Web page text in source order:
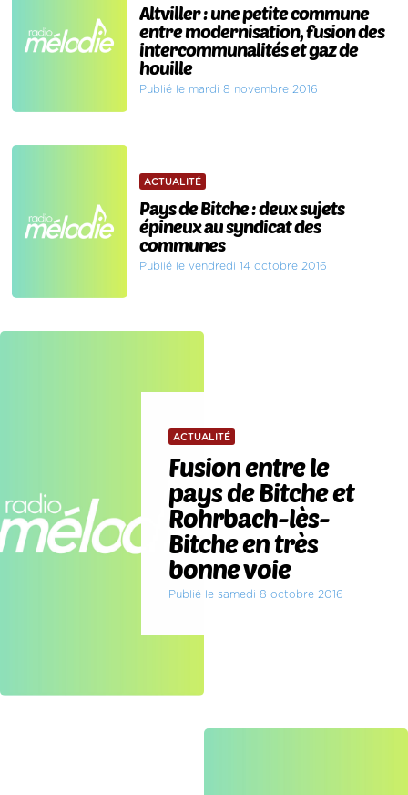
Altviller : une petite commune
entre modernisation, fusion des
intercommunalités et gaz de
houille
Publié le mardi 8 novembre 2016
ACTUALITÉ
Pays de Bitche : deux sujets
épineux au syndicat des
communes
Publié le vendredi 14 octobre 2016
ACTUALITÉ
Fusion entre le
pays de Bitche et
Rohrbach-lès-
Bitche en très
bonne voie
Publié le samedi 8 octobre 2016